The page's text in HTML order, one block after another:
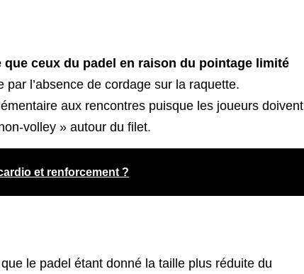
ceux du padel en raison du pointage limité
par l’absence de cordage sur la raquette.
aux rencontres puisque les joueurs doivent
volley » autour du filet.
et renforcement ?
le padel étant donné la taille plus réduite du